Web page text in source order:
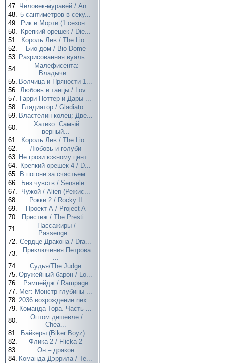
47. Человек-муравей / An...
48. 5 сантиметров в секу...
49.
Рик и Морти (1 сезон...
50.
Крепкий орешек / Die...
51.
Король Лев / The Lio...
52.
Био-дом / Bio-Dome
53. Разрисованная вуаль ...
54.
Малефисента:
Владычи...
55. Волчица и Пряности 1...
56. Любовь и танцы / Lov...
57. Гарри Поттер и Дары ...
58.
Гладиатор / Gladiato...
59. Властелин колец: Две...
60.
Хатико: Самый
верный...
61.
Король Лев / The Lio...
62.
Любовь и голуби
63. Не грози южному цент...
64. Крепкий орешек 4 / D...
65. В погоне за счастьем...
66.
Без чувств / Sensele...
67.
Чужой / Alien (Режис...
68.
Рокки 2 / Rocky II
69.
Проект А / Project A
70.
Престиж / The Presti...
71.
Пассажиры /
Passenge...
72. Сердце Дракона / Dra...
73.
Приключения Петрова
...
74.
Судья/The Judge
75. Оружейный барон / Lo...
76.
Рэмпейдж / Rampage
77. Мег: Монстр глубины ...
78. 2036 возрождение nex...
79. Команда Тора. Часть ...
80.
Оптом дешевле /
Chea...
81.
Байкеры (Biker Boyz)...
82.
Флика 2 / Flicka 2
83.
Он – дракон
84. Команда Дэррила / Te...